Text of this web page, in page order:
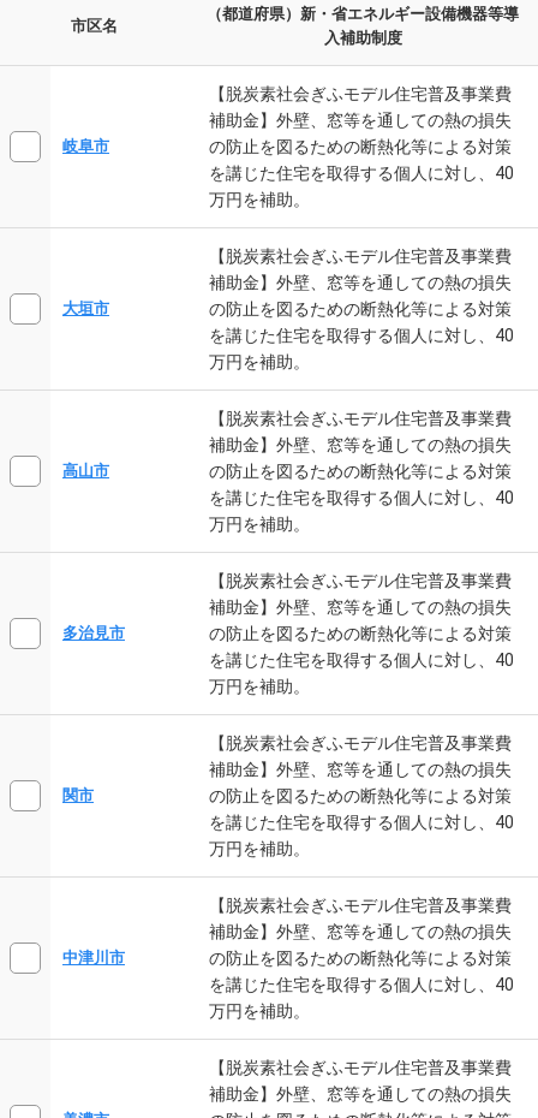
市区名
（都道府県）新・省エネルギー設備機器等導
入補助制度
岐阜市
【脱炭素社会ぎふモデル住宅普及事業費
補助金】外壁、窓等を通しての熱の損失
の防止を図るための断熱化等による対策
を講じた住宅を取得する個人に対し、40
万円を補助。
大垣市
【脱炭素社会ぎふモデル住宅普及事業費
補助金】外壁、窓等を通しての熱の損失
の防止を図るための断熱化等による対策
を講じた住宅を取得する個人に対し、40
万円を補助。
高山市
【脱炭素社会ぎふモデル住宅普及事業費
補助金】外壁、窓等を通しての熱の損失
の防止を図るための断熱化等による対策
を講じた住宅を取得する個人に対し、40
万円を補助。
多治見市
【脱炭素社会ぎふモデル住宅普及事業費
補助金】外壁、窓等を通しての熱の損失
の防止を図るための断熱化等による対策
を講じた住宅を取得する個人に対し、40
万円を補助。
関市
【脱炭素社会ぎふモデル住宅普及事業費
補助金】外壁、窓等を通しての熱の損失
の防止を図るための断熱化等による対策
を講じた住宅を取得する個人に対し、40
万円を補助。
中津川市
【脱炭素社会ぎふモデル住宅普及事業費
補助金】外壁、窓等を通しての熱の損失
の防止を図るための断熱化等による対策
を講じた住宅を取得する個人に対し、40
万円を補助。
【脱炭素社会ぎふモデル住宅普及事業費
補助金】外壁、窓等を通しての熱の損失